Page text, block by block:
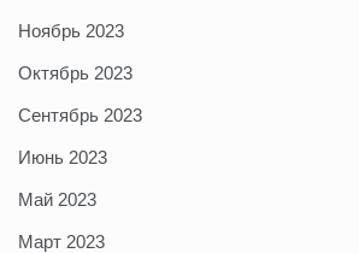
Ноябрь 2023
Октябрь 2023
Сентябрь 2023
Июнь 2023
Май 2023
Март 2023